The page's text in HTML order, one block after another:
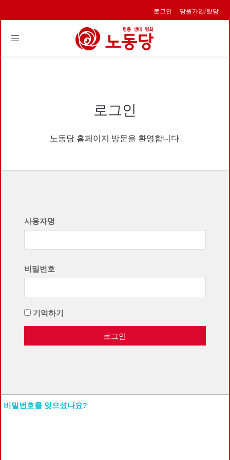
로그인 당원가입/탈당
Toggle
로그인
노동당 홈페이지 방문을 환영합니다.
사용자명
비밀번호
기억하기
로그인
비밀번호를 잊으셨나요?